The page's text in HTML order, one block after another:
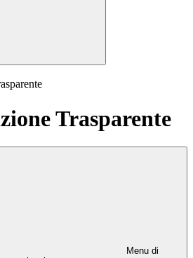
Trasparente
Menu di